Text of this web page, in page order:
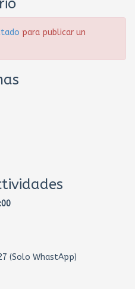
para publicar un
(Solo WhastApp)